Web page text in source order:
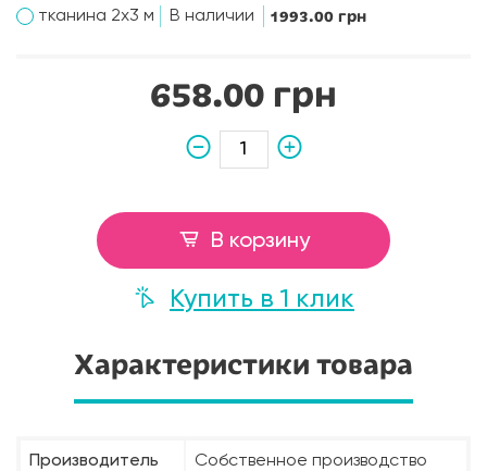
тканина 2х3 м В наличии 1993.00 грн
658.00 грн
В корзину
Купить в 1 клик
Характеристики товара
Производитель Собственное производство